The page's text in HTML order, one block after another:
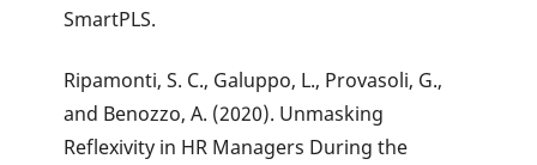
SmartPLS.
Ripamonti, S. C., Galuppo, L., Provasoli, G.,
and Benozzo, A. (2020). Unmasking
Reflexivity in HR Managers During the